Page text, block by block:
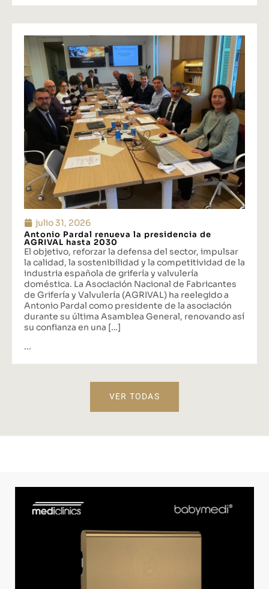
julio 31, 2026
Antonio Pardal renueva la presidencia de
AGRIVAL hasta 2030
El objetivo, reforzar la defensa del sector, impulsar
la calidad, la sostenibilidad y la competitividad de la
industria española de grifería y valvulería
doméstica. La Asociación Nacional de Fabricantes
de Grifería y Valvulería (AGRIVAL) ha reelegido a
Antonio Pardal como presidente de la asociación
durante su última Asamblea General, renovando así
su confianza en una […]
...
VER TODAS